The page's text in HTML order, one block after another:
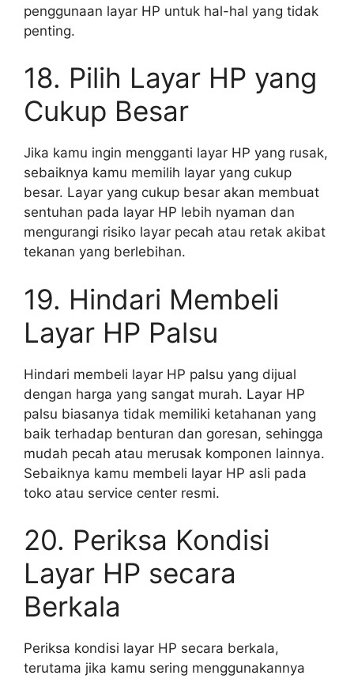
penggunaan layar HP untuk hal-hal yang tidak
penting.
18. Pilih Layar HP yang
Cukup Besar
Jika kamu ingin mengganti layar HP yang rusak,
sebaiknya kamu memilih layar yang cukup
besar. Layar yang cukup besar akan membuat
sentuhan pada layar HP lebih nyaman dan
mengurangi risiko layar pecah atau retak akibat
tekanan yang berlebihan.
19. Hindari Membeli
Layar HP Palsu
Hindari membeli layar HP palsu yang dijual
dengan harga yang sangat murah. Layar HP
palsu biasanya tidak memiliki ketahanan yang
baik terhadap benturan dan goresan, sehingga
mudah pecah atau merusak komponen lainnya.
Sebaiknya kamu membeli layar HP asli pada
toko atau service center resmi.
20. Periksa Kondisi
Layar HP secara
Berkala
Periksa kondisi layar HP secara berkala,
terutama jika kamu sering menggunakannya